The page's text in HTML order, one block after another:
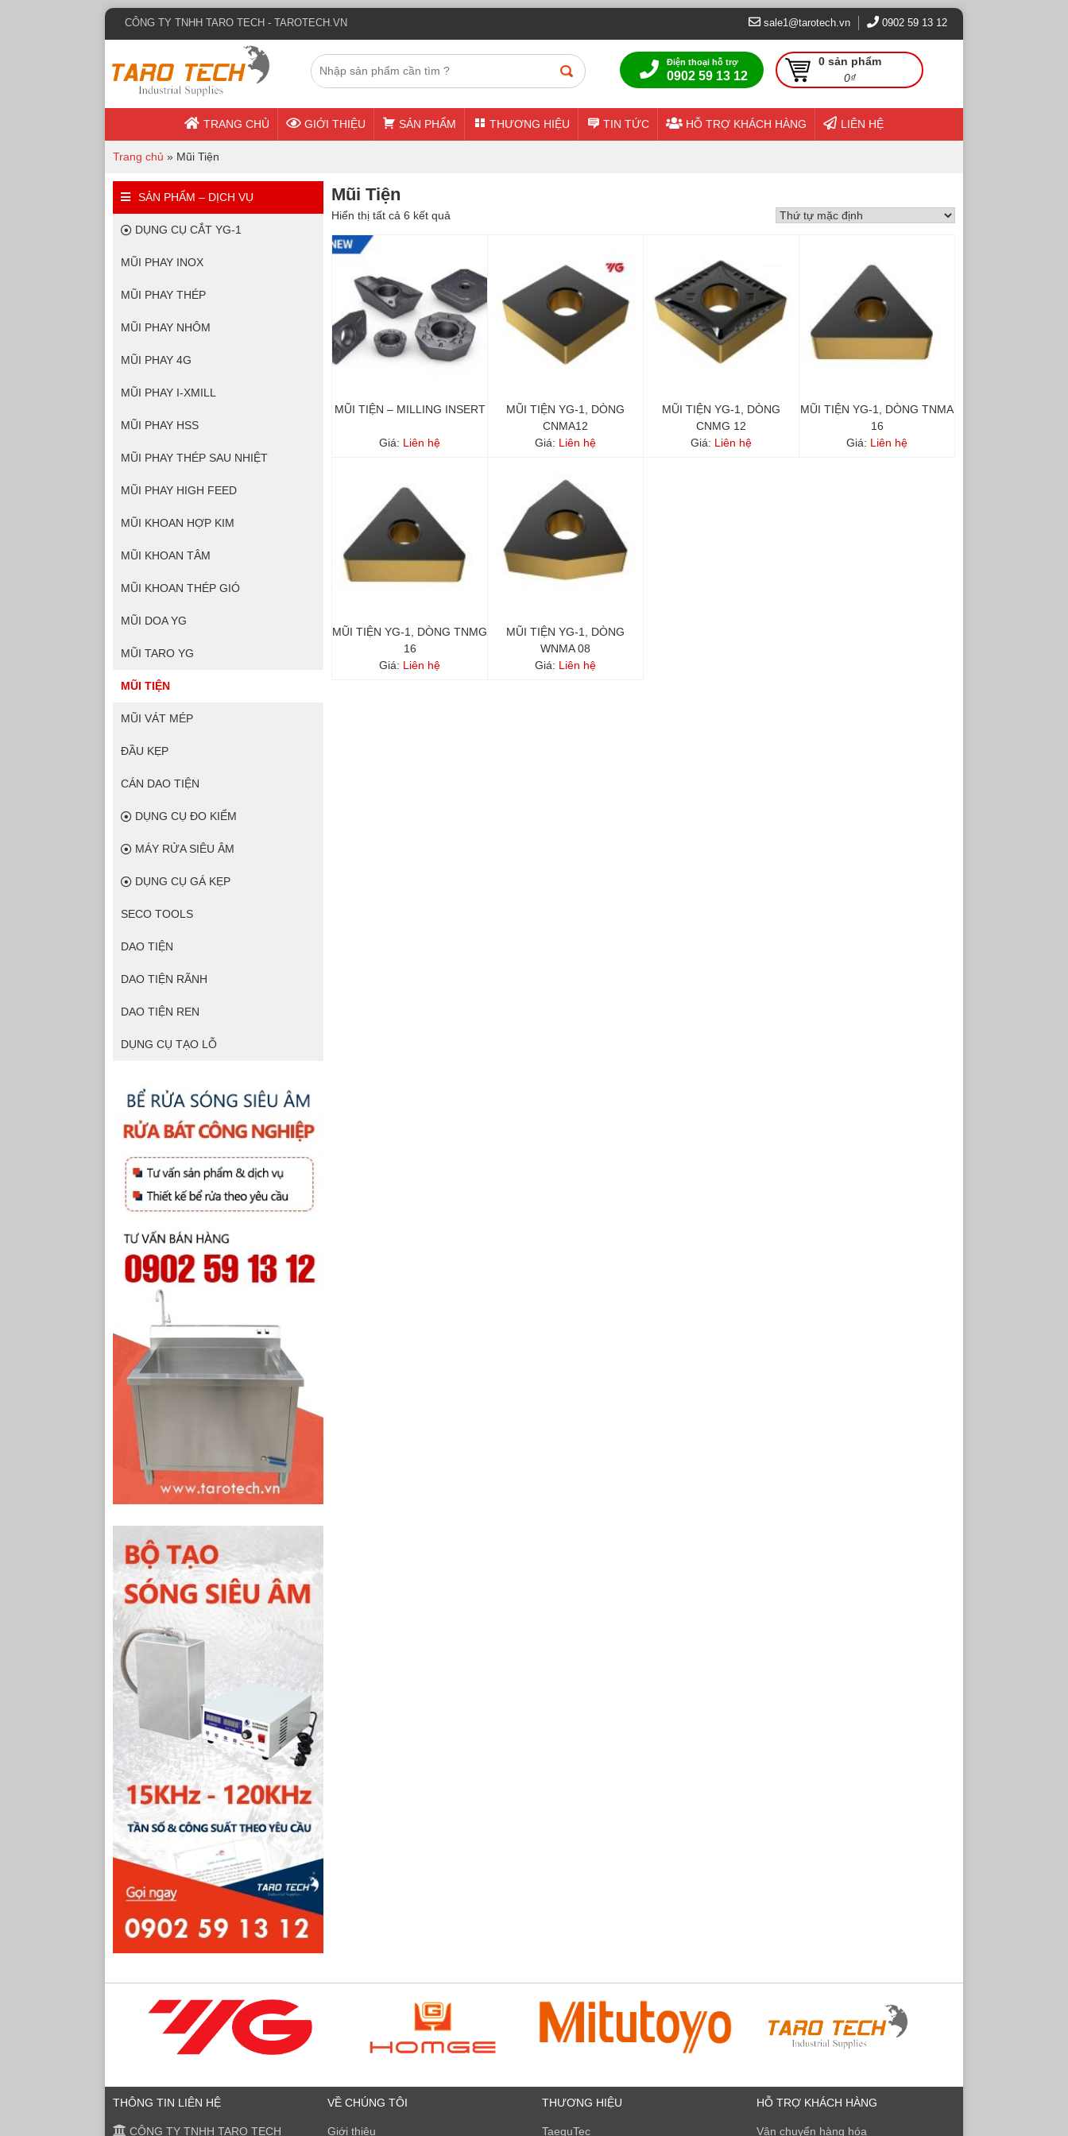
CÔNG TY TNHH TARO TECH - TAROTECH.VN sale1@tarotech.vn 0902 59 13 12
Điện thoại hỗ trợ
0902 59 13 12
0 sản phẩm
0₫
TRANG CHỦ GIỚI THIỆU SẢN PHẨM THƯƠNG HIỆU TIN TỨC HỖ TRỢ KHÁCH HÀNG LIÊN HỆ
Trang chủ » Mũi Tiện
Mũi Tiện
Hiển thị tất cả 6 kết quả
MŨI TIỆN – MILLING INSERT
Giá: Liên hệ
MŨI TIỆN YG-1, DÒNG
CNMA12
Giá: Liên hệ
MŨI TIỆN YG-1, DÒNG
CNMG 12
Giá: Liên hệ
MŨI TIỆN YG-1, DÒNG TNMA
16
Giá: Liên hệ
MŨI TIỆN YG-1, DÒNG TNMG
16
Giá: Liên hệ
MŨI TIỆN YG-1, DÒNG
WNMA 08
Giá: Liên hệ
SẢN PHẨM – DỊCH VỤ
DỤNG CỤ CẮT YG-1
MŨI PHAY INOX
MŨI PHAY THÉP
MŨI PHAY NHÔM
MŨI PHAY 4G
MŨI PHAY I-XMILL
MŨI PHAY HSS
MŨI PHAY THÉP SAU NHIỆT
MŨI PHAY HIGH FEED
MŨI KHOAN HỢP KIM
MŨI KHOAN TÂM
MŨI KHOAN THÉP GIÓ
MŨI DOA YG
MŨI TARO YG
MŨI TIỆN
MŨI VÁT MÉP
ĐẦU KẸP
CÁN DAO TIỆN
DỤNG CỤ ĐO KIỂM
MÁY RỬA SIÊU ÂM
DỤNG CỤ GÁ KẸP
SECO TOOLS
DAO TIỆN
DAO TIỆN RÃNH
DAO TIỆN REN
DỤNG CỤ TẠO LỖ
THÔNG TIN LIÊN HỆ
CÔNG TY TNHH TARO TECH
VỀ CHÚNG TÔI
Giới thiệu
THƯƠNG HIỆU
TaeguTec
HỖ TRỢ KHÁCH HÀNG
Vận chuyển hàng hóa